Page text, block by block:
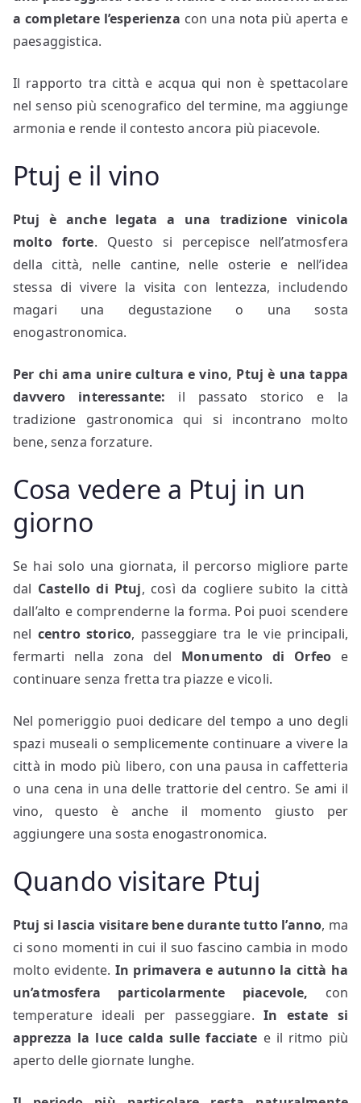
a completare l’esperienza con una nota più aperta e
paesaggistica.
Il rapporto tra città e acqua qui non è spettacolare
nel senso più scenografico del termine, ma aggiunge
armonia e rende il contesto ancora più piacevole.
Ptuj e il vino
Ptuj è anche legata a una tradizione vinicola
molto forte. Questo si percepisce nell’atmosfera
della città, nelle cantine, nelle osterie e nell’idea
stessa di vivere la visita con lentezza, includendo
magari una degustazione o una sosta
enogastronomica.
Per chi ama unire cultura e vino, Ptuj è una tappa
davvero interessante: il passato storico e la
tradizione gastronomica qui si incontrano molto
bene, senza forzature.
Cosa vedere a Ptuj in un
giorno
Se hai solo una giornata, il percorso migliore parte
dal Castello di Ptuj, così da cogliere subito la città
dall’alto e comprenderne la forma. Poi puoi scendere
nel centro storico, passeggiare tra le vie principali,
fermarti nella zona del Monumento di Orfeo e
continuare senza fretta tra piazze e vicoli.
Nel pomeriggio puoi dedicare del tempo a uno degli
spazi museali o semplicemente continuare a vivere la
città in modo più libero, con una pausa in caffetteria
o una cena in una delle trattorie del centro. Se ami il
vino, questo è anche il momento giusto per
aggiungere una sosta enogastronomica.
Quando visitare Ptuj
Ptuj si lascia visitare bene durante tutto l’anno, ma
ci sono momenti in cui il suo fascino cambia in modo
molto evidente. In primavera e autunno la città ha
un’atmosfera particolarmente piacevole, con
temperature ideali per passeggiare.In estate si
apprezza la luce calda sulle facciate e il ritmo più
aperto delle giornate lunghe.